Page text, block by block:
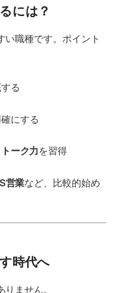
には？
い職種です。ポイント
る
にする
ーク力を習得
営業など、比較的始め
時代へ
ません。